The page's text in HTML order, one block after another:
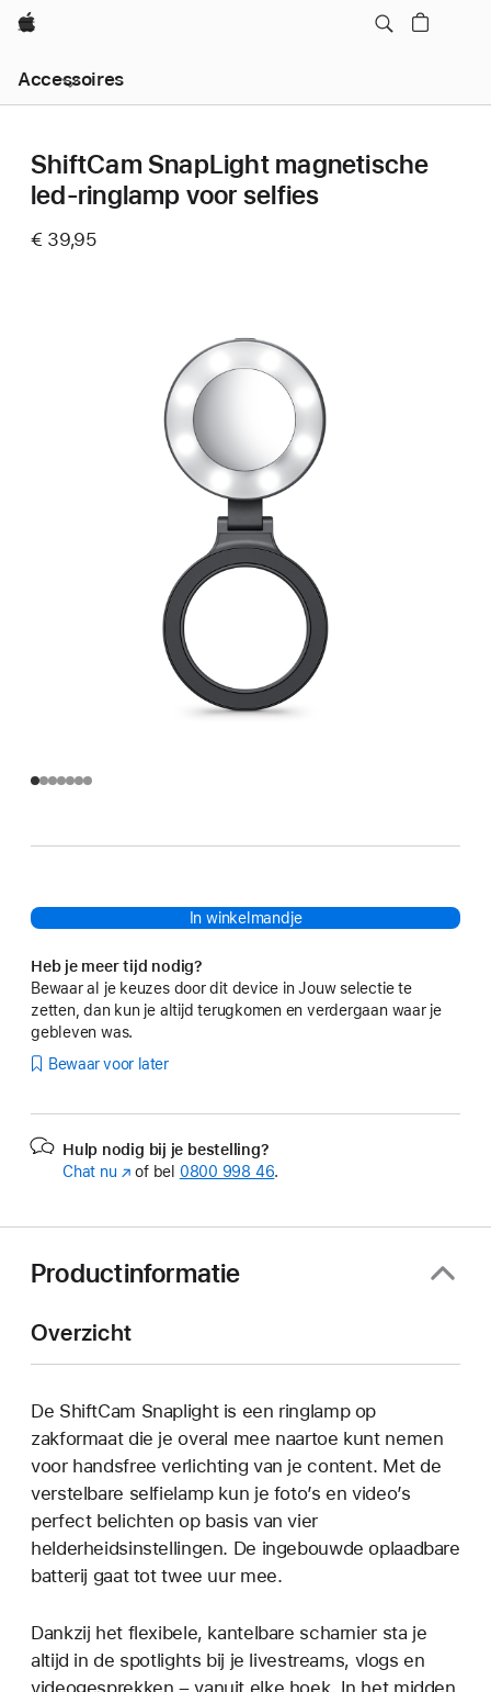
Apple
Accessoires
Nav
Open
ShiftCam SnapLight magnetische
led-ringlamp voor selfies
€ 39,95
In winkelmandje
Heb je meer tijd nodig?
Bewaar al je keuzes door dit device in Jouw selectie te
zetten, dan kun je altijd terugkomen en verdergaan waar je
gebleven was.
Bewaar voor later
Hulp nodig bij je bestelling?
Chat nu (Wordt
of bel 0800 998 46.
Productinformatie
Overzicht
De ShiftCam Snaplight is een ringlamp op
zakformaat die je overal mee naartoe kunt nemen
voor handsfree verlichting van je content. Met de
verstelbare selfielamp kun je foto’s en video’s
perfect belichten op basis van vier
helderheidsinstellingen. De ingebouwde oplaadbare
batterij gaat tot twee uur mee.
Dankzij het flexibele, kantelbare scharnier sta je
altijd in de spotlights bij je livestreams, vlogs en